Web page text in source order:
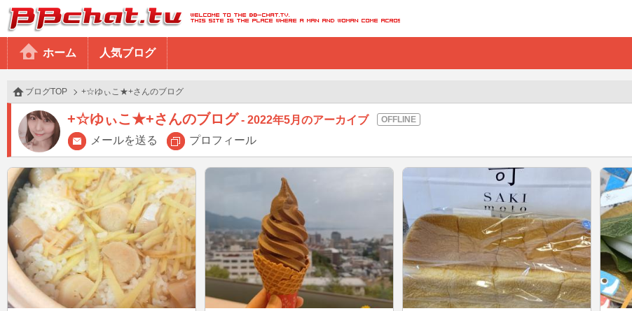
BBchatTV
ホーム 人気ブログ
ブログTOP +☆ゆぃこ★+さんのブログ
+☆ゆぃこ★+さんのブログ
2022年5月のアーカイブ
メールを送る
プロフィール